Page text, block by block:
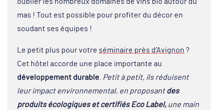
oublier les nombreux domaines de vins bio autour du
mas ! Tout est possible pour profiter du décor en
soudant ses équipes !
Le petit plus pour votre séminaire près d’Avignon ?
Cet hôtel accorde une place importante au
développement durable. Petit à petit, ils réduisent
leur impact environnemental, en proposantdes
produits écologiques et certifiés Eco Label, une main